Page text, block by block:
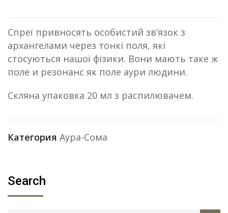
Спреї привносять особистий зв’язок з
архангелами через тонкі поля, які
стосуються нашої фізики. Вони мають таке ж
поле и резонанс як поле аури людини.
Скляна упаковка 20 мл з распилювачем.
Категория Аура-Сома
Search